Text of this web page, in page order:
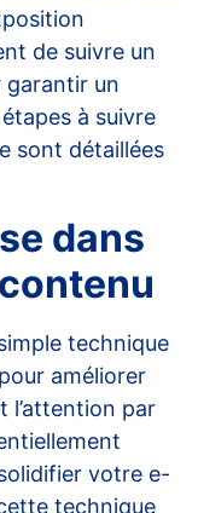
de suivre un
garantir un
à suivre
sont détaillées
dans
technique
améliorer
l’attention par
votre e-
technique